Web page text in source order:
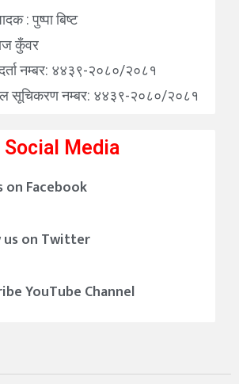
: पुष्पा बिष्ट
कुँवर
नम्बर: ४४३९-२०८०/२०८१
सूचिकरण नम्बर: ४४३९-२०८०/२०८१
Social Media
on Facebook
us on Twitter
YouTube Channel